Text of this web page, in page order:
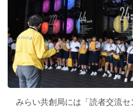
みらい共創局には「読者交流セ